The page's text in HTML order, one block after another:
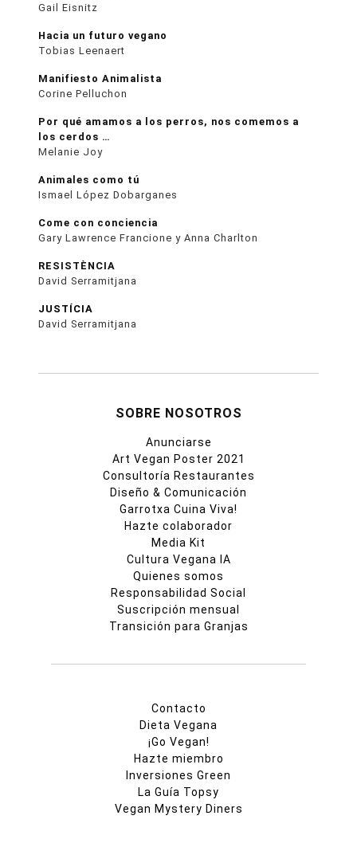
Gail Eisnitz
Hacia un futuro vegano
Tobias Leenaert
Manifiesto Animalista
Corine Pelluchon
Por qué amamos a los perros, nos comemos a
los cerdos …
Melanie Joy
Animales como tú
Ismael López Dobarganes
Come con conciencia
Gary Lawrence Francione y Anna Charlton
RESISTÈNCIA
David Serramitjana
JUSTÍCIA
David Serramitjana
SOBRE NOSOTROS
Anunciarse
Art Vegan Poster 2021
Consultoría Restaurantes
Diseño & Comunicación
Garrotxa Cuina Viva!
Hazte colaborador
Media Kit
Cultura Vegana IA
Quienes somos
Responsabilidad Social
Suscripción mensual
Transición para Granjas
Contacto
Dieta Vegana
¡Go Vegan!
Hazte miembro
Inversiones Green
La Guía Topsy
Vegan Mystery Diners